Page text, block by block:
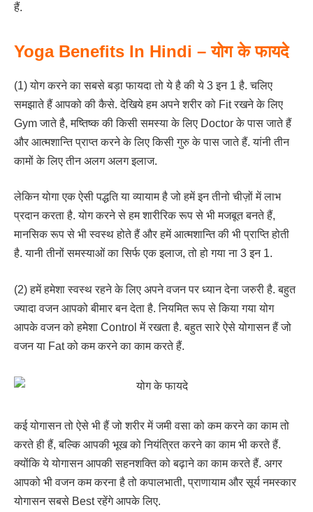
हैं.
Yoga Benefits In Hindi – योग के फायदे
(1) योग करने का सबसे बड़ा फायदा तो ये है की ये 3 इन 1 है. चलिए
समझाते हैं आपको की कैसे. देखिये हम अपने शरीर को Fit रखने के लिए
Gym जाते है, मष्तिष्क की किसी समस्या के लिए Doctor के पास जाते हैं
और आत्मशान्ति प्राप्त करने के लिए किसी गुरु के पास जाते हैं. यांनी तीन
कामों के लिए तीन अलग अलग इलाज.
लेकिन योगा एक ऐसी पद्धति या व्यायाम है जो हमें इन तीनो चीज़ों में लाभ
प्रदान करता है. योग करने से हम शारीरिक रूप से भी मजबूत बनते हैं,
मानसिक रूप से भी स्वस्थ होते हैं और हमें आत्मशान्ति की भी प्राप्ति होती
है. यानी तीनों समस्याओं का सिर्फ एक इलाज, तो हो गया ना 3 इन 1.
(2) हमें हमेशा स्वस्थ रहने के लिए अपने वजन पर ध्यान देना जरुरी है. बहुत
ज्यादा वजन आपको बीमार बन देता है. नियमित रूप से किया गया योग
आपके वजन को हमेशा Control में रखता है. बहुत सारे ऐसे योगासन हैं जो
वजन या Fat को कम करने का काम करते हैं.
कई योगासन तो ऐसे भी हैं जो शरीर में जमी वसा को कम करने का काम तो
करते ही हैं, बल्कि आपकी भूख को नियंत्रित करने का काम भी करते हैं.
क्योंकि ये योगासन आपकी सहनशक्ति को बढ़ाने का काम करते हैं. अगर
आपको भी वजन कम करना है तो कपालभाती, प्राणायाम और सूर्य नमस्कार
योगासन सबसे Best रहेंगे आपके लिए.